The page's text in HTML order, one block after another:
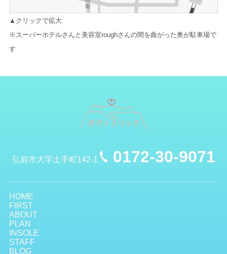
▲クリックで拡大
※スーパーホテルさんと美容室roughさんの間を曲がった奥が駐車場で
す
HOME
FIRST
ABOUT
PLAN
INSOLE
STAFF
BLOG
弘前市大字土手町142-1 0172-30-9071